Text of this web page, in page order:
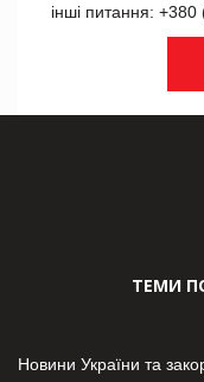
інші питання:
ТЕМИ
Новини України та